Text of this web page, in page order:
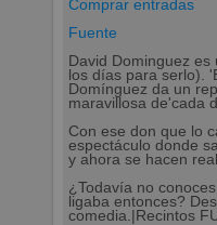
Comprar entradas
Fuente
David Dominguez
los días para serlo).
Domínguez da un
maravillosa de'cada
Con ese don que lo
espectáculo donde
y ahora se hacen
¿Todavía no
ligaba entonces?
comedia.|Recintos